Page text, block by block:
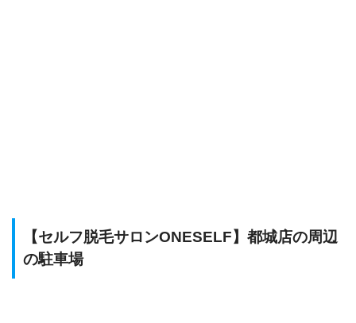
【セルフ脱毛サロンONESELF】都城店の周辺
の駐車場